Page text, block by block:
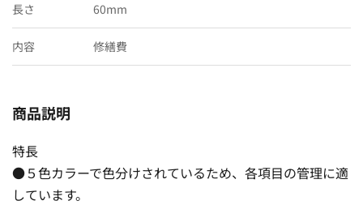
長さ 60mm
内容 修繕費
商品説明
特長
●５色カラーで色分けされているため、各項目の管理に適
しています。